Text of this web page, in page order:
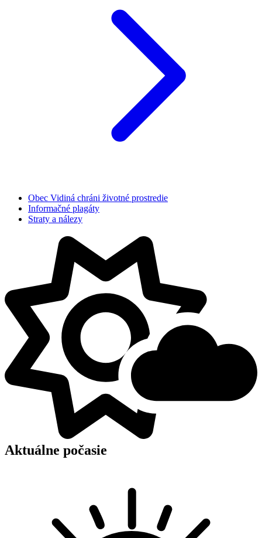
Obec Vidiná chráni životné prostredie
Informačné plagáty
Straty a nálezy
Aktuálne počasie